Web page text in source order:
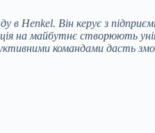
Henkel. Він керує з
на майбутнє створюють
командами дасть